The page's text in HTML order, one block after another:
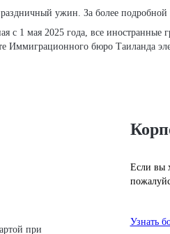
ужин. За более
с 1 мая 2025 года, все
Иммиграционного бюро Таиланда
Если вы
Узнать